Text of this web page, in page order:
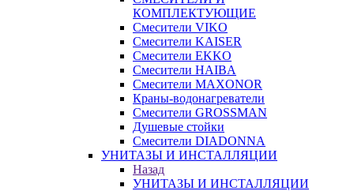
КОМПЛЕКТУЮЩИЕ
Смесители VIKO
Смесители KAISER
Смесители EKKO
Смесители HAIBA
Смесители MAXONOR
Краны-водонагреватели
Смесители GROSSMAN
Душевые стойки
Смесители DIADONNA
УНИТАЗЫ И ИНСТАЛЛЯЦИИ
Назад
УНИТАЗЫ И ИНСТАЛЛЯЦИИ